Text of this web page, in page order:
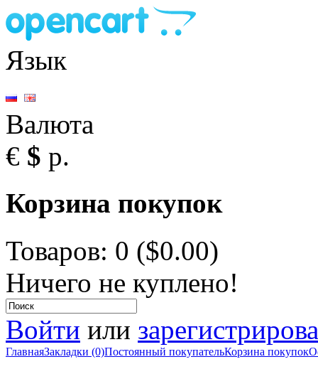
Язык
Валюта
€ $ р.
Корзина покупок
Товаров: 0 ($0.00)
Ничего не куплено!
Войти или
ГлавнаяЗакладки (0)Постоянный покупательКорзина покупок